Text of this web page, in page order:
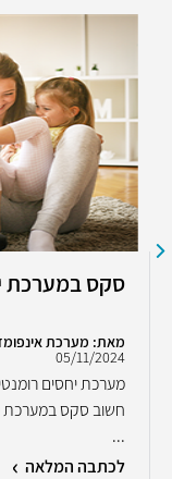
סקס במערכת
מאת: מערכת
05/11/2024
מערכת יחסים
חשוב סקס במערכת
...
לכתבה המלאה